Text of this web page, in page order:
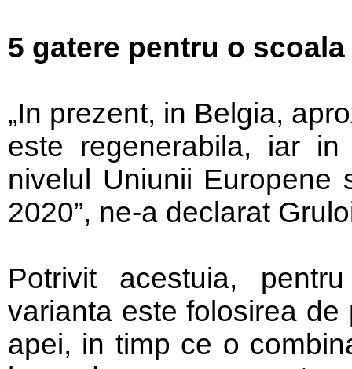
5 gatere pentru o scoala
„In prezent, in Belgia,
este regenerabila, iar
nivelul Uniunii
2020”, ne-a declarat
Potrivit acestuia,
varianta este folosirea
apei, in timp ce o